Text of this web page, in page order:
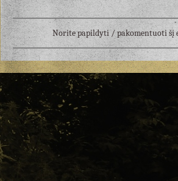
Norite papildyti / pakomentuoti šį